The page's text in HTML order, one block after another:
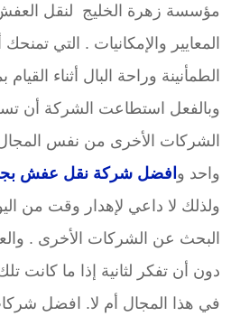
مؤسسة زهرة الخليج لنقل
المعايير والإمكانيات . التي
الطمأنينة وراحة البال أثناء
وبالفعل استطاعت الشركة أن
الشركات الأخرى من نفس
واحد و افضل شركة نقل عفش
ولذلك لا داعي لإهدار وقت من
البحث عن الشركات الأخرى .
دون أن تفكر لثانية إذا ما كانت
في هذا المجال أم لا. افضل